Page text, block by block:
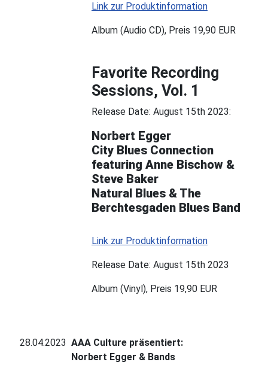
Link zur Produktinformation
Album (Audio CD), Preis 19,90 EUR
Favorite Recording
Sessions, Vol. 1
Release Date: August 15th 2023:
Norbert Egger
City Blues Connection
featuring Anne Bischow &
Steve Baker
Natural Blues & The
Berchtesgaden Blues Band
Link zur Produktinformation
Release Date: August 15th 2023
Album (Vinyl), Preis 19,90 EUR
28.04.2023 AAA Culture präsentiert:
Norbert Egger & Bands